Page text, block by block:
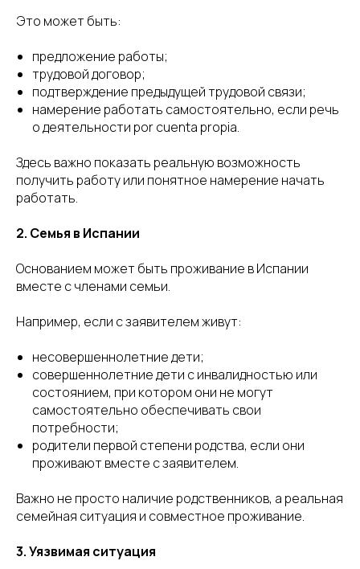
Это может быть:
предложение работы;
трудовой договор;
подтверждение предыдущей трудовой связи;
намерение работать самостоятельно, если речь
о деятельности por cuenta propia.
Здесь важно показать реальную возможность
получить работу или понятное намерение начать
работать.
2. Семья в Испании
Основанием может быть проживание в Испании
вместе с членами семьи.
Например, если с заявителем живут:
несовершеннолетние дети;
совершеннолетние дети с инвалидностью или
состоянием, при котором они не могут
самостоятельно обеспечивать свои
потребности;
родители первой степени родства, если они
проживают вместе с заявителем.
Важно не просто наличие родственников, а реальная
семейная ситуация и совместное проживание.
3. Уязвимая ситуация